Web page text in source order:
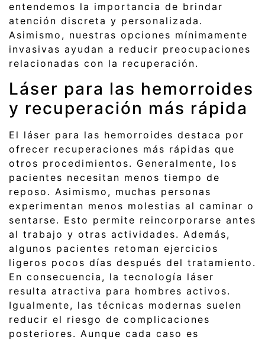
entendemos la importancia de brindar
atención discreta y personalizada.
Asimismo, nuestras opciones mínimamente
invasivas ayudan a reducir preocupaciones
relacionadas con la recuperación.
Láser para las hemorroides
y recuperación más rápida
El láser para las hemorroides destaca por
ofrecer recuperaciones más rápidas que
otros procedimientos. Generalmente, los
pacientes necesitan menos tiempo de
reposo. Asimismo, muchas personas
experimentan menos molestias al caminar o
sentarse. Esto permite reincorporarse antes
al trabajo y otras actividades. Además,
algunos pacientes retoman ejercicios
ligeros pocos días después del tratamiento.
En consecuencia, la tecnología láser
resulta atractiva para hombres activos.
Igualmente, las técnicas modernas suelen
reducir el riesgo de complicaciones
posteriores. Aunque cada caso es